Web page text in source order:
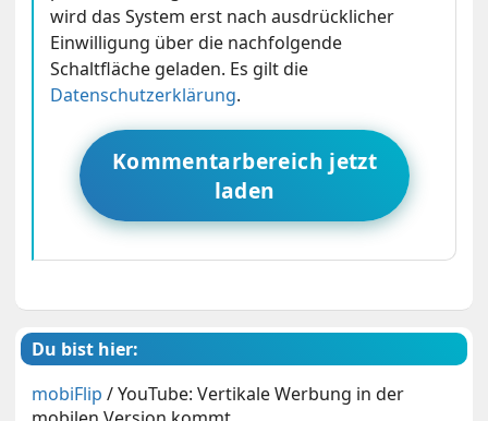
wird das System erst nach ausdrücklicher
Einwilligung über die nachfolgende
Schaltfläche geladen. Es gilt die
Datenschutzerklärung.
Kommentarbereich jetzt
laden
Du bist hier:
mobiFlip /YouTube: Vertikale Werbung in der